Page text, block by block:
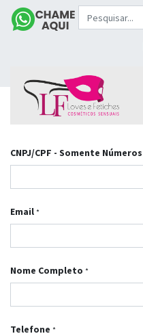
CNPJ/CPF - Somente Números
Email *
Nome Completo *
Telefone *